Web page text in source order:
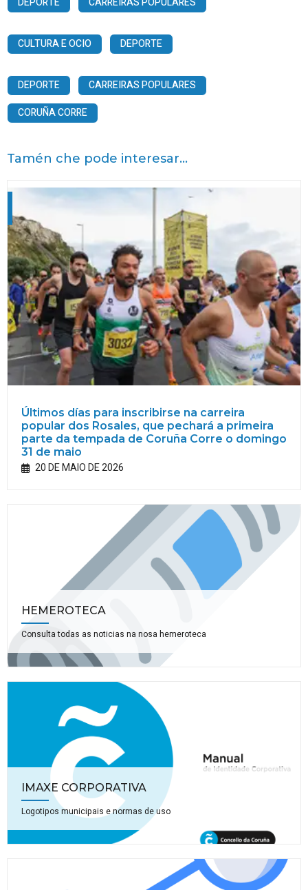
CULTURA E OCIO DEPORTE
DEPORTE
CARREIRAS POPULARES
CORUÑA CORRE
Tamén che pode interesar...
Últimos días para inscribirse na carreira
popular dos Rosales, que pechará a primeira
parte da tempada de Coruña Corre o domingo
31 de maio
20 DE MAIO DE 2026
HEMEROTECA
Consulta todas as noticias na nosa hemeroteca
IMAXE CORPORATIVA
Logotipos municipais e normas de uso